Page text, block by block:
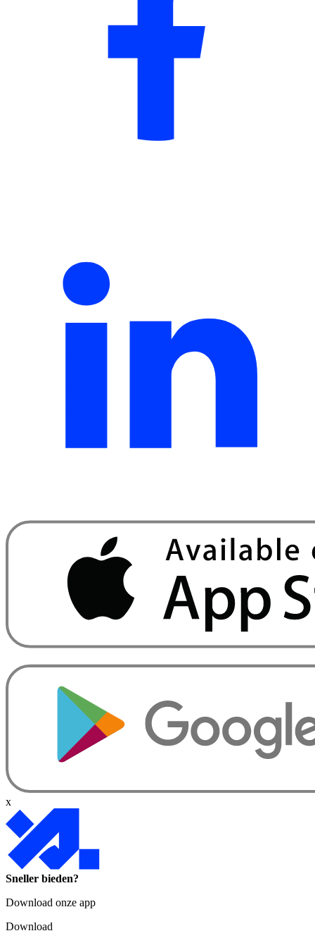
x
Sneller bieden?
Download onze app
Download